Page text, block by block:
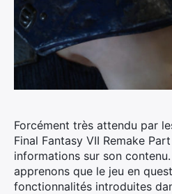
Forcément très attendu par
Final Fantasy VII Remake
informations sur son
apprenons que le jeu en
fonctionnalités introduites